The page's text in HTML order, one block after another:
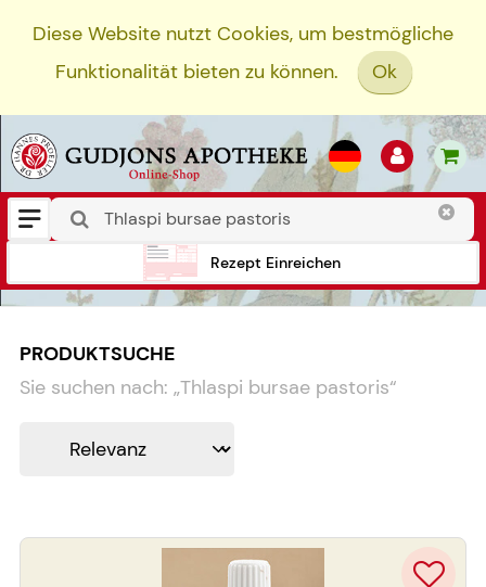
Diese Website nutzt Cookies, um bestmögliche
Funktionalität bieten zu können.
Ok
Rezept Einreichen
PRODUKTSUCHE
Sie suchen nach: „Thlaspi bursae pastoris“